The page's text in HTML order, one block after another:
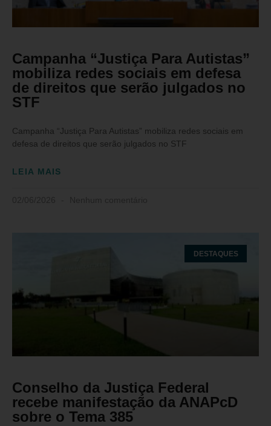
Campanha “Justiça Para Autistas”
mobiliza redes sociais em defesa
de direitos que serão julgados no
STF
Campanha “Justiça Para Autistas” mobiliza redes sociais em
defesa de direitos que serão julgados no STF
LEIA MAIS
DESTAQUES
Conselho da Justiça Federal
recebe manifestação da ANAPcD
sobre o Tema 385